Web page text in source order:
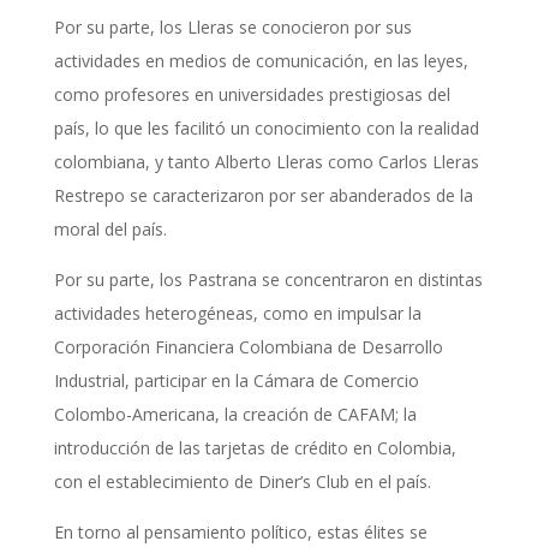
Por su parte, los Lleras se conocieron por sus
actividades en medios de comunicación, en las leyes,
como profesores en universidades prestigiosas del
país, lo que les facilitó un conocimiento con la realidad
colombiana, y tanto Alberto Lleras como Carlos Lleras
Restrepo se caracterizaron por ser abanderados de la
moral del país.
Por su parte, los Pastrana se concentraron en distintas
actividades heterogéneas, como en impulsar la
Corporación Financiera Colombiana de Desarrollo
Industrial, participar en la Cámara de Comercio
Colombo-Americana, la creación de CAFAM; la
introducción de las tarjetas de crédito en Colombia,
con el establecimiento de Diner’s Club en el país.
En torno al pensamiento político, estas élites se